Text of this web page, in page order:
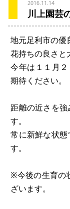
2016.11.14
川上園芸
地元足利市の優
花持ちの良さと
今年は１１月
期待ください。
距離の近さを
す。
常に新鮮な状
す。
※今後の生育の
ざいます。